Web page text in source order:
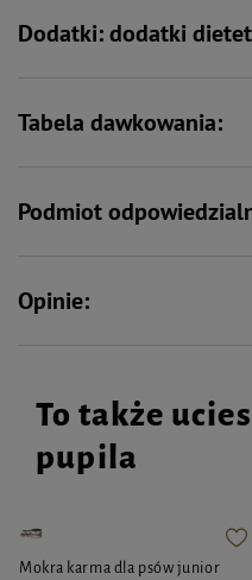
Dodatki: dodatki
Tabela dawkowania:
Podmiot
Opinie:
To także
pupila
Mokra karma dla psów junior